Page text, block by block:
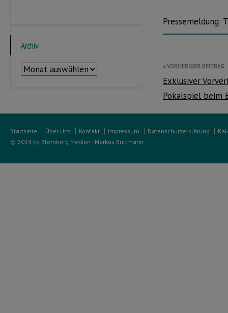
Pressemeldung:
VORHERIGER BEITRAG
Exklusiver
Pokalspiel beim
Archiv
Archiv
Startseite Über Uns Kontakt Impressum Datenschutzerklärung
© 2019 by Blomberg Medien - Markus Bültmann